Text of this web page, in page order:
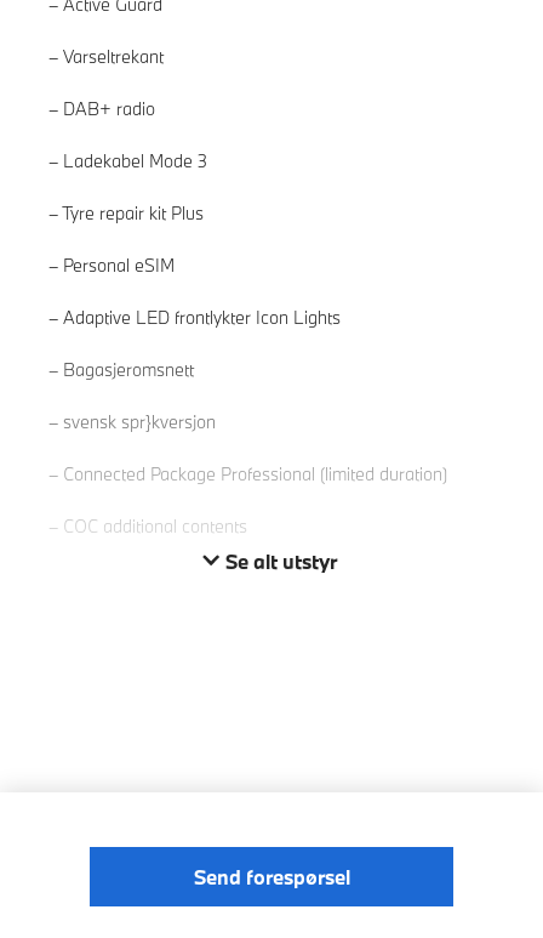
Varseltrekant
DAB+ radio
Ladekabel Mode 3
Tyre repair kit Plus
Personal eSIM
Adaptive LED frontlykter Icon Lights
Bagasjeromsnett
svensk spr}kversjon
Connected Package Professional (limited duration)
COC additional contents
Se alt utstyr
Les mer
Send forespørsel